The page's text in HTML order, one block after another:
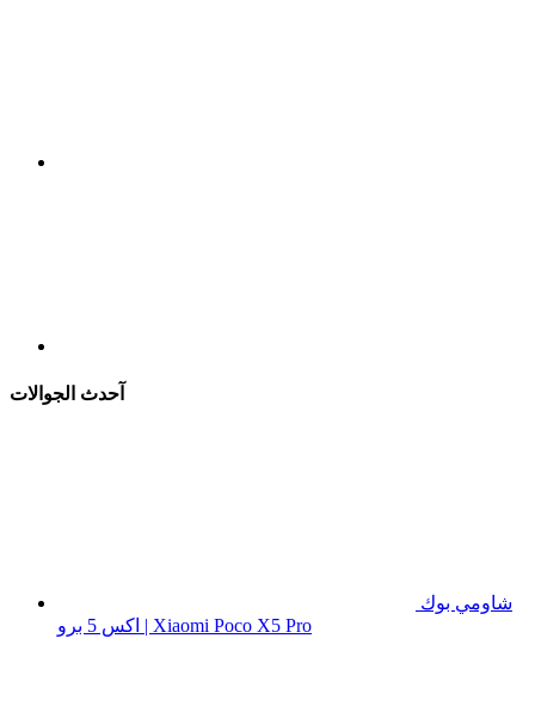
آحدث الجوالات
شاومي بوك
اكس 5 برو | Xiaomi Poco X5 Pro